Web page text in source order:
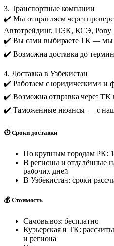
3. Транспортные компании
✔️ Мы отправляем через
Автотрейдинг, ПЭК, КСЭ, Pony
✔️ Вы сами выбираете ТК — мы
✔️ Возможна доставка до
4. Доставка в Узбекистан
✔️ Работаем с юридическими и
✔️ Возможна отправка через ТК
✔️ Таможенные нюансы — с
⏱️ Сроки доставки
По крупным городам РК:
В регионы и отдалённые
рабочих дней
В Узбекистан: сроки
💰 Стоимость
Самовывоз: бесплатно
Курьерская и ТК:
и региона